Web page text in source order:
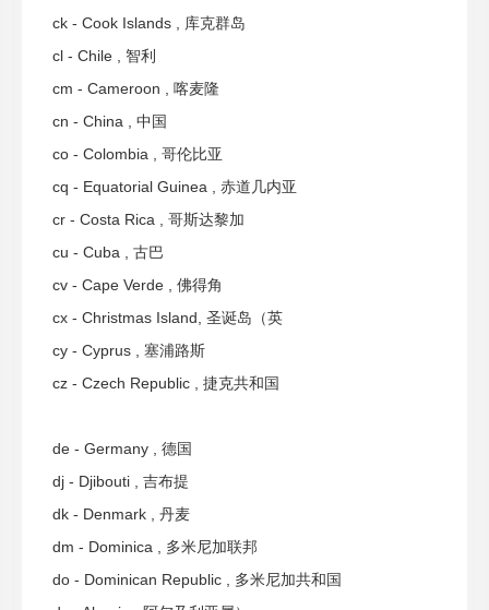
ck - Cook Islands , 库克群岛
cl - Chile , 智利
cm - Cameroon , 喀麦隆
cn - China , 中国
co - Colombia , 哥伦比亚
cq - Equatorial Guinea , 赤道几内亚
cr - Costa Rica , 哥斯达黎加
cu - Cuba , 古巴
cv - Cape Verde , 佛得角
cx - Christmas Island, 圣诞岛（英
cy - Cyprus , 塞浦路斯
cz - Czech Republic , 捷克共和国
de - Germany , 德国
dj - Djibouti , 吉布提
dk - Denmark , 丹麦
dm - Dominica , 多米尼加联邦
do - Dominican Republic , 多米尼加共和国